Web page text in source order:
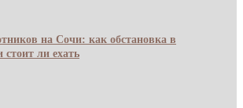
на Сочи: как обстановка в
стоит ли ехать